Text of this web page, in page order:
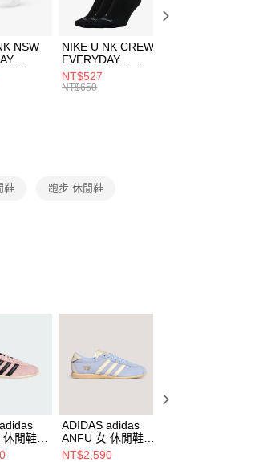
金額後，即可完成結帳。
通知簡訊。
擊此簡訊中的連結，可透過四大超商
付款，方視為交易完成。
刻繳費，但若您需要取消訂單，請聯
之訂單仍視為有效，需透過AFTEE
供之「AFTEE先享後付」服務完成之
個人資料，並將交易相關給付款項請
下網址：
止該用戶之使用額度並採取法律行
上)免運費
上)免運費
NSW
CR
NIKE U NK CREW
EVERYDAY
BBALL 3PR 男女
長統襪
NT$527
NT$650
鞋 跑步 休閒鞋
休閒鞋
ADIDAS adidas
ANFU 女 休閒鞋
KJ3956
NT$2,590